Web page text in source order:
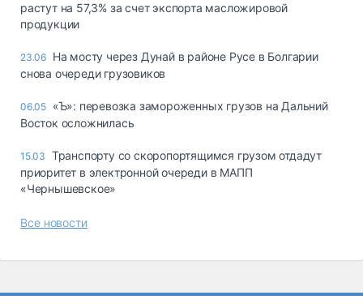
растут на 57,3% за счет экспорта масложировой
продукции
23.06 На мосту через Дунай в районе Русе в Болгарии
снова очереди грузовиков
06.05 «Ъ»: перевозка замороженных грузов на Дальний
Восток осложнилась
15.03 Транспорту со скоропортящимся грузом отдадут
приоритет в электронной очереди в МАПП
«Чернышевское»
Все новости